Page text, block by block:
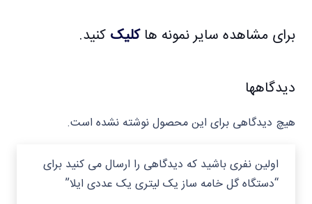
برای مشاهده سایر نمونه هاکلیک کنید.
دیدگاهها
هیچ دیدگاهی برای این محصول نوشته نشده است.
اولین نفری باشید که دیدگاهی را ارسال می کنید برای
“دستگاه گل خامه ساز یک لیتری یک عددی ایلا”